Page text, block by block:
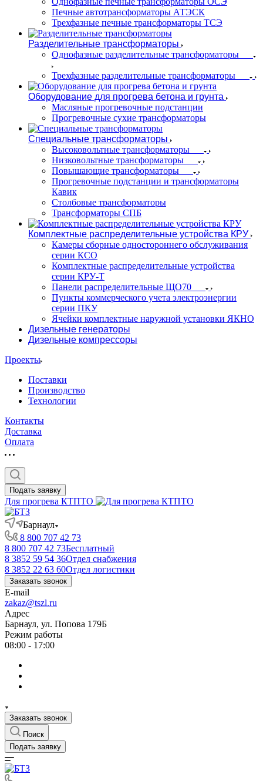
Печные автотрансформаторы АТЭСК
Трехфазные печные трансформаторы ТСЭ
Разделительные трансформаторы
Однофазные разделительные трансформаторы
Трехфазные разделительные трансформаторы
Оборудование для прогрева бетона и грунта
Масляные прогревочные подстанции
Прогревочные сухие трансформаторы
Специальные трансформаторы
Высоковольтные трансформаторы
Низковольтные трансформаторы
Повышающие трансформаторы
Прогревочные подстанции и трансформаторы
Кавик
Столбовые трансформаторы
Трансформаторы СПБ
Комплектные распределительные устройства КРУ
Камеры сборные одностороннего обслуживания
серии КСО
Комплектные распределительные устройства
серии КРУ-Т
Панели распределительные ЩО70
Пункты коммерческого учета электроэнергии
серии ПКУ
Ячейки комплектные наружной установки ЯКНО
Дизельные генераторы
Дизельные компрессоры
Проекты
Поставки
Производство
Технологии
Контакты
Доставка
Оплата
Подать заявку
Для прогрева КТПТО
Барнаул
8 800 707 42 73
8 800 707 42 73Бесплатный
8 3852 59 54 36Отдел снабжения
8 3852 22 63 60Отдел логистики
Заказать звонок
E-mail
zakaz@tszl.ru
Адрес
Барнаул, ул. Попова 179Б
Режим работы
08:00 - 17:00
Заказать звонок
Поиск
Подать заявку